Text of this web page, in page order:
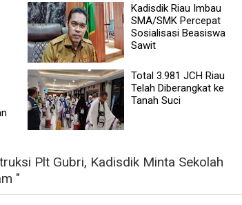
Kadisdik Riau Imbau
SMA/SMK Percepat
Sosialisasi Beasiswa
Sawit
Total 3.981 JCH Riau
Telah Diberangkat ke
Tanah Suci
Plt Gubri, Kadisdik Minta Sekolah
"